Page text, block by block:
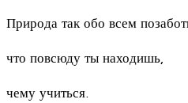
Природа так обо всем
что повсюду ты находишь,
чему учиться.